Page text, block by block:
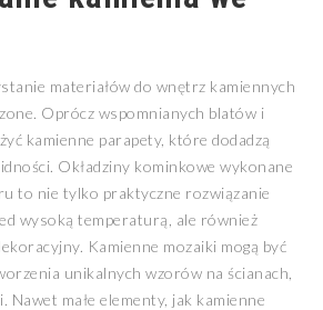
materiałów do wnętrz kamiennych
Oprócz wspomnianych blatów i
kamienne parapety, które dodadzą
Okładziny kominkowe wykonane
to nie tylko praktyczne rozwiązanie
wysoką temperaturą, ale również
Kamienne mozaiki mogą być
unikalnych wzorów na ścianach,
Nawet małe elementy, jak kamienne